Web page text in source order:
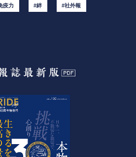
疫力 #絆 #社外報